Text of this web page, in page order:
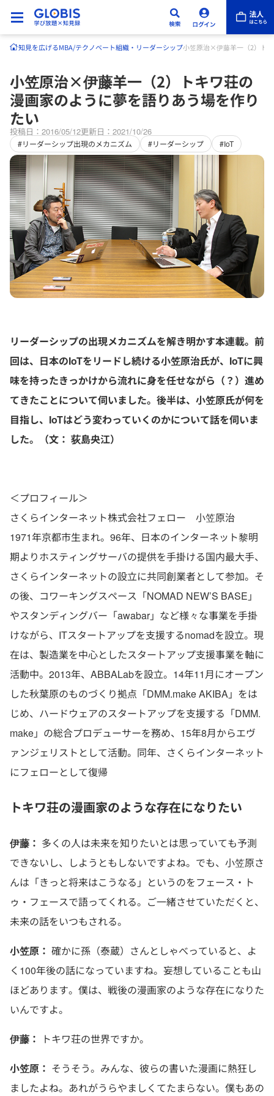
知見を広げるMBA/テクノベート組織・リーダーシップ小笠原治×伊藤羊一（2）ト
小笠原治×伊藤羊一（2）トキワ荘の
漫画家のように夢を語りあう場を作り
たい
投稿日：2016/05/12更新日：2021/10/26
#リーダーシップ出現のメカニズム #リーダーシップ #IoT
リーダーシップの出現メカニズムを解き明かす本連載。前
回は、日本のIoTをリードし続ける小笠原治氏が、IoTに興
味を持ったきっかけから流れに身を任せながら（？）進め
てきたことについて伺いました。後半は、小笠原氏が何を
目指し、IoTはどう変わっていくのかについて話を伺いま
した。（文： 荻島央江）
＜プロフィール＞
さくらインターネット株式会社フェロー 小笠原治
1971年京都市生まれ。96年、日本のインターネット黎明
期よりホスティングサーバの提供を手掛ける国内最大手、
さくらインターネットの設立に共同創業者として参加。そ
の後、コワーキングスペース「NOMAD NEW’S BASE」
やスタンディングバー「awabar」など様々な事業を手掛
けながら、ITスタートアップを支援するnomadを設立。現
在は、製造業を中心としたスタートアップ支援事業を軸に
活動中。2013年、ABBALabを設立。14年11月にオープン
した秋葉原のものづくり拠点「DMM.make AKIBA」をは
じめ、ハードウェアのスタートアップを支援する「DMM.
make」の総合プロデューサーを務め、15年8月からエヴ
ァンジェリストとして活動。同年、さくらインターネット
にフェローとして復帰
トキワ荘の漫画家のような存在になりたい
伊藤： 多くの人は未来を知りたいとは思っていても予測
できないし、しようともしないですよね。でも、小笠原さ
んは「きっと将来はこうなる」というのをフェース・ト
ゥ・フェースで語ってくれる。ご一緒させていただくと、
未来の話をいつもされる。
小笠原： 確かに孫（泰蔵）さんとしゃべっていると、よ
く100年後の話になっていますね。妄想していることも山
ほどあります。僕は、戦後の漫画家のような存在になりた
いんですよ。
伊藤： トキワ荘の世界ですか。
小笠原： そうそう。みんな、彼らの書いた漫画に熱狂し
ましたよね。あれがうらやましくてたまらない。僕もあの